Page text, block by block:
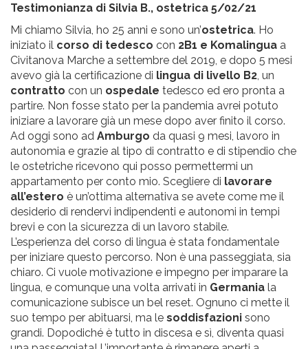
Testimonianza di Silvia B., ostetrica 5/02/21
Mi chiamo Silvia, ho 25 anni e sono un’ostetrica. Ho
iniziato il corso di tedesco con 2B1 e Komalingua a
Civitanova Marche a settembre del 2019, e dopo 5 mesi
avevo già la certificazione di lingua di livello B2, un
contratto con un ospedale tedesco ed ero pronta a
partire. Non fosse stato per la pandemia avrei potuto
iniziare a lavorare già un mese dopo aver finito il corso.
Ad oggi sono ad Amburgo da quasi 9 mesi, lavoro in
autonomia e grazie al tipo di contratto e di stipendio che
le ostetriche ricevono qui posso permettermi un
appartamento per conto mio. Scegliere di lavorare
all’estero è un’ottima alternativa se avete come me il
desiderio di rendervi indipendenti e autonomi in tempi
brevi e con la sicurezza di un lavoro stabile.
L’esperienza del corso di lingua è stata fondamentale
per iniziare questo percorso. Non è una passeggiata, sia
chiaro. Ci vuole motivazione e impegno per imparare la
lingua, e comunque una volta arrivati in Germania la
comunicazione subisce un bel reset. Ognuno ci mette il
suo tempo per abituarsi, ma le soddisfazioni sono
grandi. Dopodiché è tutto in discesa e sì, diventa quasi